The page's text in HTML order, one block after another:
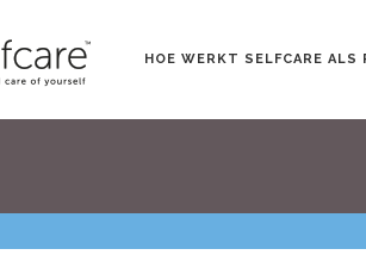
HOE WERKT SELFCARE ALS